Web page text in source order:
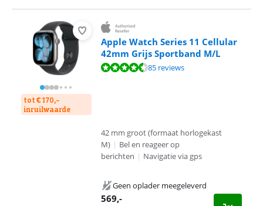
tot € 170,-
inruilwaarde
Apple Watch Series 11 Cellular
42mm Grijs Sportband M/L
Beoordeling is 9,2 van de 10, gebaseerd op 85 reviews.
85 reviews
42 mm groot (formaat horlogekast
M) | Bel en reageer op
berichten | Navigatie via gps
Geen oplader meegeleverd
569,-